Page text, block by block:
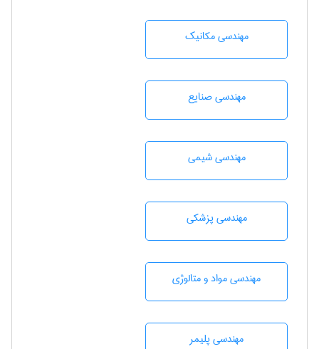
مهندسی مکانیک
مهندسی صنايع
مهندسي شيمی
مهندسی پزشکی
مهندسی مواد و متالوژی
مهندسی پليمر